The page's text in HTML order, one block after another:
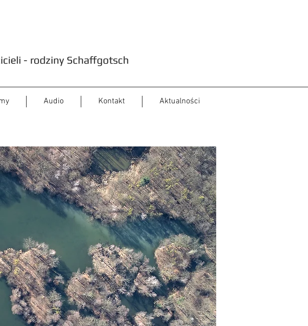
- rodziny Schaffgotsch
Audio Kontakt Aktualności